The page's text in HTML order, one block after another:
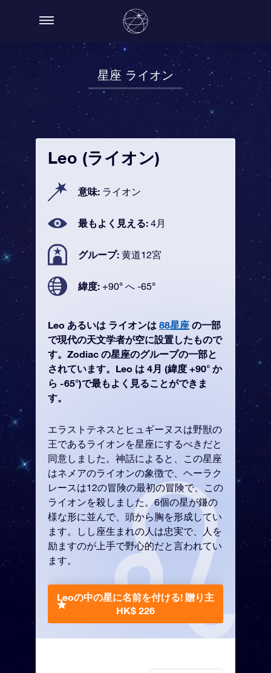
星座 ライオン
Leo (ライオン)
意味: ライオン
最もよく見える: 4月
グループ: 黄道12宮
緯度: +90° へ -65°
Leo あるいは ライオンは 88星座 の一部
で現代の天文学者が空に設置したもので
す。Zodiac の星座のグループの一部と
されています。Leo は 4月 (緯度 +90° か
ら -65°)で最もよく見ることができま
す。
エラストテネスとヒュギーヌスは野獣の
王であるライオンを星座にするべきだと
同意しました。神話によると、この星座
はネメアのライオンの象徴で、ヘーラク
レースは12の冒険の最初の冒険で、この
ライオンを殺しました。6個の星が鎌の
様な形に並んで、頭から胸を形成してい
ます。しし座生まれの人は忠実で、人を
励ますのが上手で野心的だと言われてい
ます。
Leoの中の星に名前を付ける! 贈り主
HK$ 226